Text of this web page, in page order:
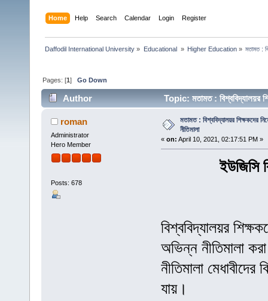
Home Help Search Calendar Login Register
Daffodil International University » Educational » Higher Education» মতামত :
Pages: [1]Go Down
Author Topic: মতামত : বিশ্ববিদ্যালয়র
roman
Administrator
Hero Member
Posts: 678
মতামত : বিশ্ববিদ্যালয়র শিক্ষকদের
নীতিমালা
« on: April 10, 2021, 02:17:51 PM »
ইউজিসি
বিশ্ববিদ্যালয়র
অভিন্ন নীতিমালা
নীতিমালা
যায়।